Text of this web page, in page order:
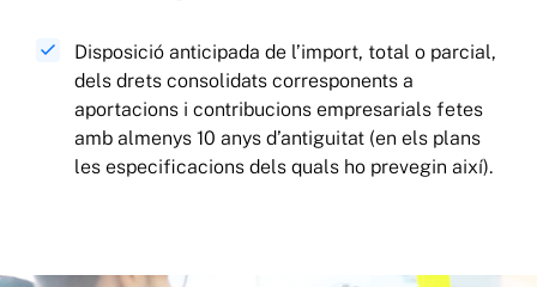
Disposició anticipada de l’import, total o parcial,
dels drets consolidats corresponents a
aportacions i contribucions empresarials fetes
amb almenys 10 anys d’antiguitat (en els plans
les especificacions dels quals ho prevegin així).